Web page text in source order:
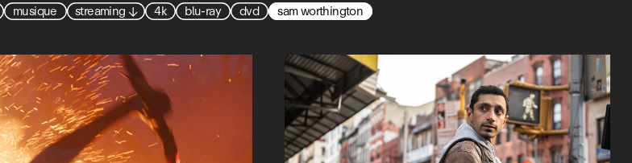
musique streaming↓ 4k blu-ray dvd sam worthington